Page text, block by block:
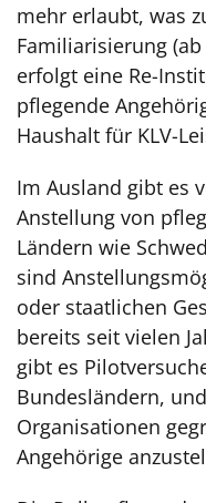
mehr erlaubt, was
Familiarisierung
erfolgt eine Re-
pflegende
Haushalt für KLV-
Im Ausland gibt es
Anstellung von
Ländern wie
sind
oder staatlichen
bereits seit vielen
gibt es
Bundesländern,
Organisationen
Angehörige